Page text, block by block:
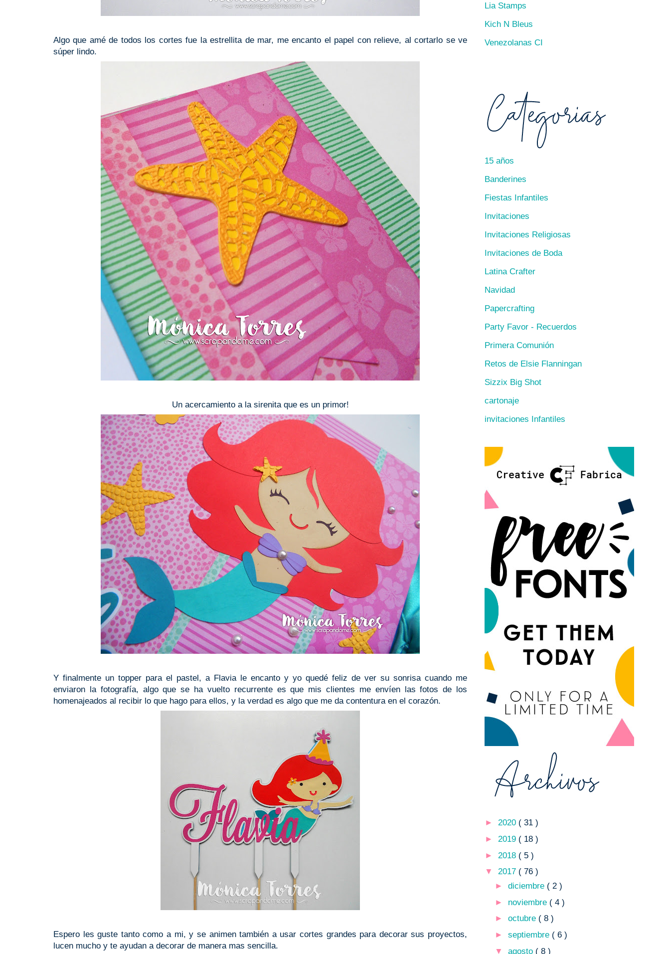
Algo que amé de todos los cortes fue la estrellita de mar, me encanto el papel con relieve, al cortarlo se ve
súper lindo.
Un acercamiento a la sirenita que es un primor!
Y finalmente un topper para el pastel, a Flavia le encanto y yo quedé feliz de ver su sonrisa cuando me
enviaron la fotografía, algo que se ha vuelto recurrente es que mis clientes me envíen las fotos de los
homenajeados al recibir lo que hago para ellos, y la verdad es algo que me da contentura en el corazón.
Espero les guste tanto como a mi, y se animen también a usar cortes grandes para decorar sus proyectos,
lucen mucho y te ayudan a decorar de manera mas sencilla.
Lia Stamps
Kich N Bleus
Venezolanas CI
15 años
Banderines
Fiestas Infantiles
Invitaciones
Invitaciones Religiosas
Invitaciones de Boda
Latina Crafter
Navidad
Papercrafting
Party Favor - Recuerdos
Primera Comunión
Retos de Elsie Flanningan
Sizzix Big Shot
cartonaje
invitaciones Infantiles
► 2020 ( 31 )
► 2019 ( 18 )
► 2018 ( 5 )
▼ 2017 ( 76 )
►diciembre ( 2 )
► noviembre ( 4 )
►octubre ( 8 )
►septiembre ( 6 )
▼agosto ( 8 )